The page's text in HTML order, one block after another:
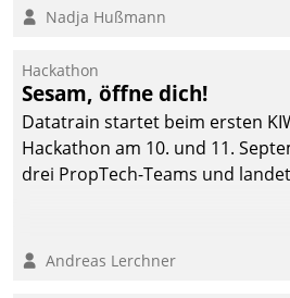
Argumente zählen wirklich?
Nadja Hußmann
Hackathon
Sesam, öffne dich!
Datatrain startet beim ersten
Hackathon am 10. und 11.
drei PropTech-Teams und
Andreas Lerchner